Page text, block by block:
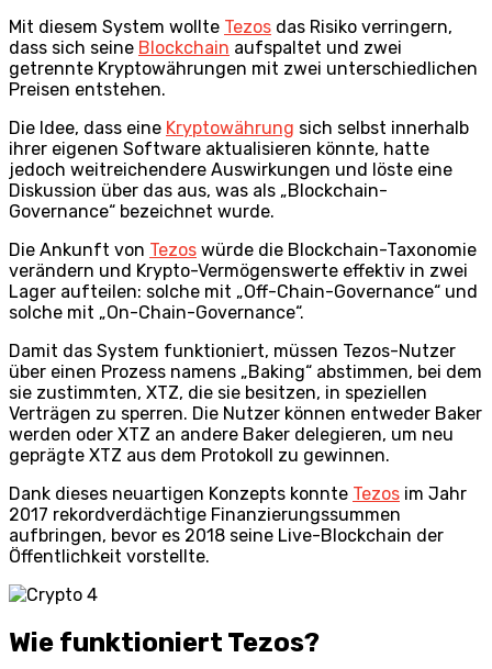
Mit diesem System wollte Tezos das Risiko verringern,
dass sich seine Blockchain aufspaltet und zwei
getrennte Kryptowährungen mit zwei unterschiedlichen
Preisen entstehen.
Die Idee, dass eine Kryptowährung sich selbst innerhalb
ihrer eigenen Software aktualisieren könnte, hatte
jedoch weitreichendere Auswirkungen und löste eine
Diskussion über das aus, was als „Blockchain-
Governance“ bezeichnet wurde.
Die Ankunft von Tezos würde die Blockchain-Taxonomie
verändern und Krypto-Vermögenswerte effektiv in zwei
Lager aufteilen: solche mit „Off-Chain-Governance“ und
solche mit „On-Chain-Governance“.
Damit das System funktioniert, müssen Tezos-Nutzer
über einen Prozess namens „Baking“ abstimmen, bei dem
sie zustimmten, XTZ, die sie besitzen, in speziellen
Verträgen zu sperren. Die Nutzer können entweder Baker
werden oder XTZ an andere Baker delegieren, um neu
geprägte XTZ aus dem Protokoll zu gewinnen.
Dank dieses neuartigen Konzepts konnte Tezos im Jahr
2017 rekordverdächtige Finanzierungssummen
aufbringen, bevor es 2018 seine Live-Blockchain der
Öffentlichkeit vorstellte.
Wie funktioniert Tezos?